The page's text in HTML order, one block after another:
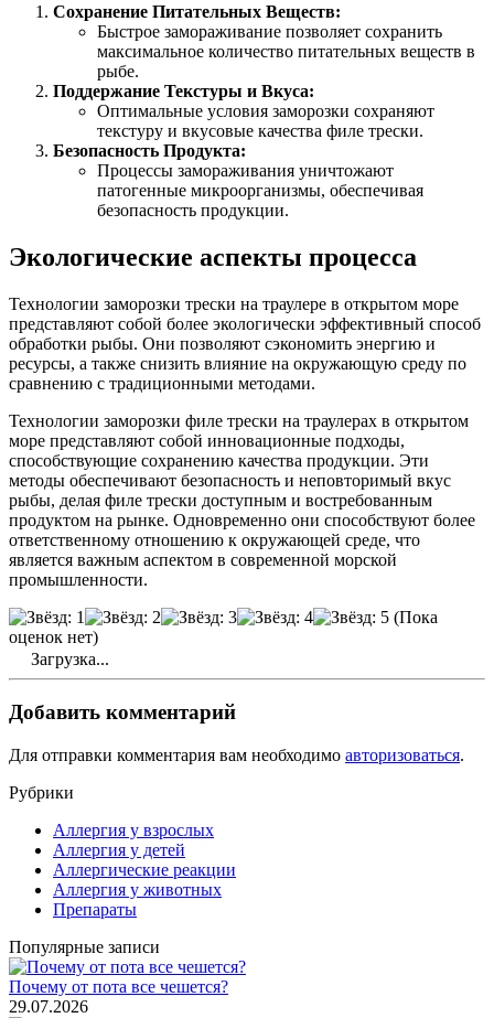
Сохранение Питательных Веществ:
Быстрое замораживание позволяет сохранить
максимальное количество питательных веществ в
рыбе.
Поддержание Текстуры и Вкуса:
Оптимальные условия заморозки сохраняют
текстуру и вкусовые качества филе трески.
Безопасность Продукта:
Процессы замораживания уничтожают
патогенные микроорганизмы, обеспечивая
безопасность продукции.
Экологические аспекты процесса
Технологии заморозки трески на траулере в открытом море
представляют собой более экологически эффективный способ
обработки рыбы. Они позволяют сэкономить энергию и
ресурсы, а также снизить влияние на окружающую среду по
сравнению с традиционными методами.
Технологии заморозки филе трески на траулерах в открытом
море представляют собой инновационные подходы,
способствующие сохранению качества продукции. Эти
методы обеспечивают безопасность и неповторимый вкус
рыбы, делая филе трески доступным и востребованным
продуктом на рынке. Одновременно они способствуют более
ответственному отношению к окружающей среде, что
является важным аспектом в современной морской
промышленности.
(Пока
оценок нет)
Загрузка...
Добавить комментарий
Для отправки комментария вам необходимо авторизоваться.
Рубрики
Аллергия у взрослых
Аллергия у детей
Аллергические реакции
Аллергия у животных
Препараты
Популярные записи
Почему от пота все чешется?
29.07.2026